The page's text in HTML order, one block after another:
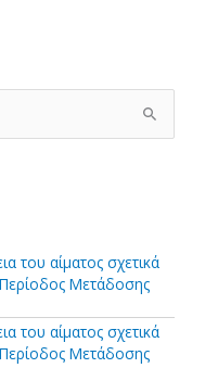
του αίματος σχετικά
Μετάδοσης
του αίματος σχετικά
Μετάδοσης